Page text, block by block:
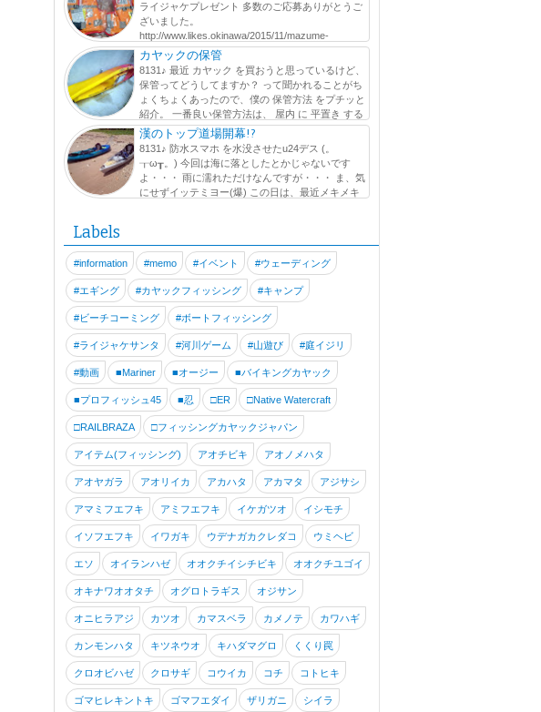
ライジャケプレゼント 多数のご応募ありがとうご
ざいました。
http://www.likes.okinawa/2015/11/mazume-
vol2.html たくさんの人にこの活動を知って貰えたのは嬉しい...
カヤックの保管
8131♪ 最近 カヤック を買おうと思っているけど、
保管ってどうしてますか？ って聞かれることがち
ょくちょくあったので、僕の 保管方法 をプチッと
紹介。 一番良い保管方法は、 屋内 に 平置き する
ことだと思いますが ...漢のトップ道場開幕!?
8131♪ 防水スマホ を水没させたu24デス (。
┰ω┰。) 今回は海に落としたとかじゃないです
よ・・・ 雨に濡れただけなんですが・・・ ま、気
にせずイッテミヨー(爆) この日は、最近メキメキ
Labels
#information #memo #イベント #ウェーディング
#エギング #カヤックフィッシング #キャンプ
#ビーチコーミング #ボートフィッシング
#ライジャケサンタ #河川ゲーム #山遊び #庭イジリ
#動画 ■Mariner ■オージー ■バイキングカヤック
■プロフィッシュ45 ■忍 □ER □Native Watercraft
□RAILBRAZA □フィッシングカヤックジャパン
アイテム(フィッシング) アオチビキ アオノメハタ
アオヤガラ アオリイカ アカハタ アカマタ アジサシ
アマミフエフキ アミフエフキ イケガツオ イシモチ
イソフエフキ イワガキ ウデナガカクレダコ ウミヘビ
エソ オイランハゼ オオクチイシチビキ オオクチユゴイ
オキナワオオタチ オグロトラギス オジサン
オニヒラアジ カツオ カマスベラ カメノテ カワハギ
カンモンハタ キツネウオ キハダマグロ くくり罠
クロオビハゼ クロサギ コウイカ コチ コトヒキ
ゴマヒレキントキ ゴマフエダイ ザリガニ シイラ